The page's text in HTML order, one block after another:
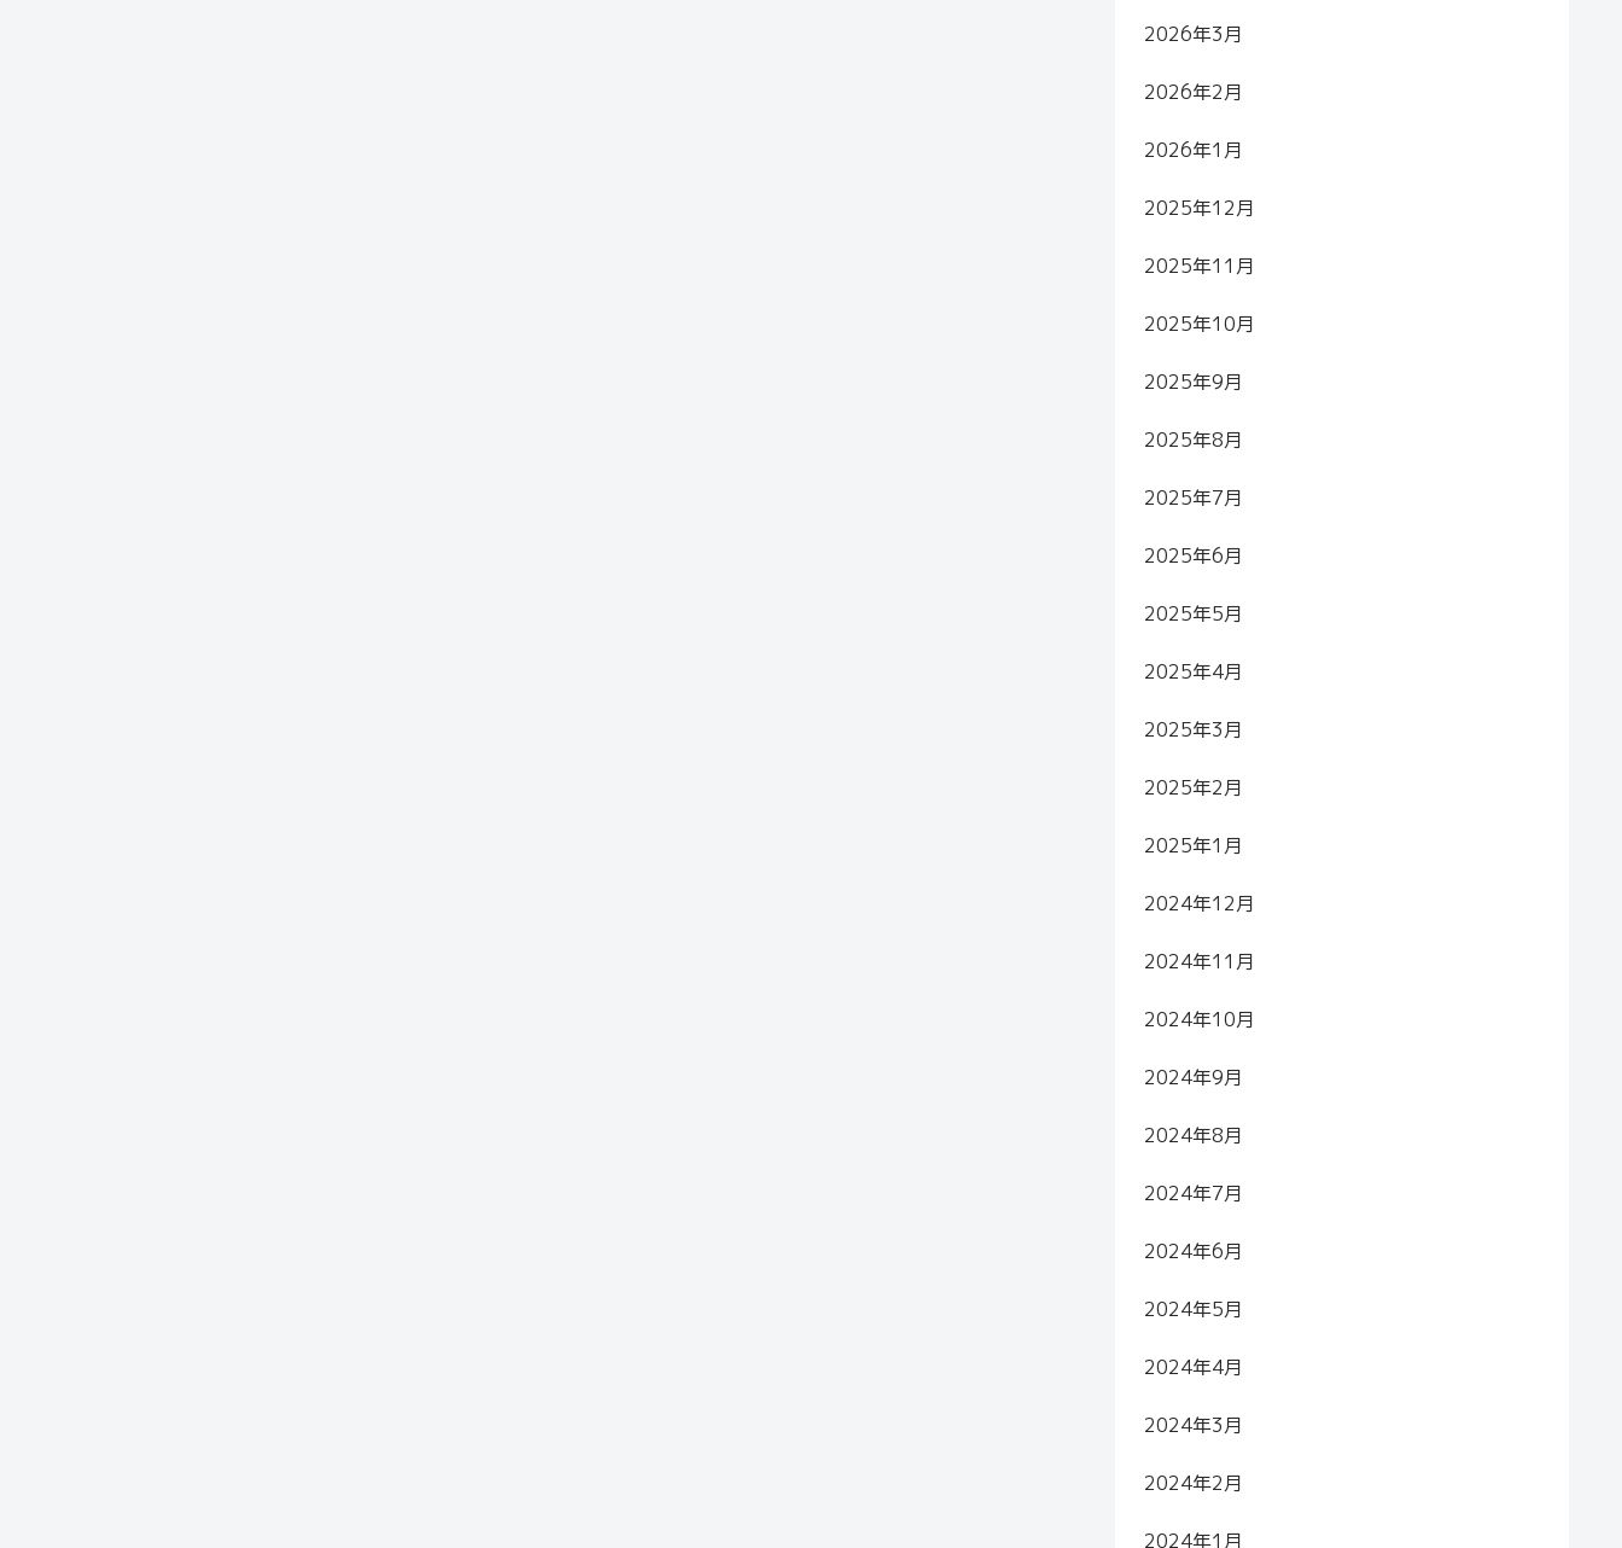
2026年3月
2026年2月
2026年1月
2025年12月
2025年11月
2025年10月
2025年9月
2025年8月
2025年7月
2025年6月
2025年5月
2025年4月
2025年3月
2025年2月
2025年1月
2024年12月
2024年11月
2024年10月
2024年9月
2024年8月
2024年7月
2024年6月
2024年5月
2024年4月
2024年3月
2024年2月
2024年1月